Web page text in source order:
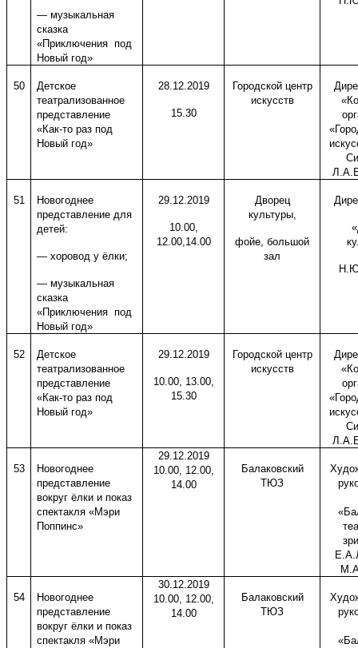
— музыкальная
сказка
«Приключения под
Новый год»
50
Детское
театрализованное
представление
«Как-то раз под
Новый год»
28.12.2019
15.30
Городской центр
искусств
51
Новогоднее
представление для
детей:
— хоровод у ёлки;
— музыкальная
сказка
«Приключения под
Новый год»
29.12.2019
10.00,
12.00,14.00
Дворец
культуры,
фойе, большой
зал
52
Детское
театрализованное
представление
«Как-то раз под
Новый год»
29.12.2019
10.00, 13.00,
15.30
Городской центр
искусств
53
Новогоднее
представление
вокруг ёлки и показ
спектакля «Мэри
Поппинс»
29.12.2019
10.00, 12.00,
14.00
Балаковский
ТЮЗ
54
Новогоднее
представление
вокруг ёлки и показ
спектакля «Мэри
30.12.2019
10.00, 12.00,
14.00
Балаковский
ТЮЗ